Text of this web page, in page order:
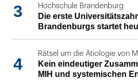
3
Hochschule Brandenburg
Die erste
Brandenburgs startet
4
Rätsel um die Ätiologie von
Kein eindeutiger
MIH und systemischen